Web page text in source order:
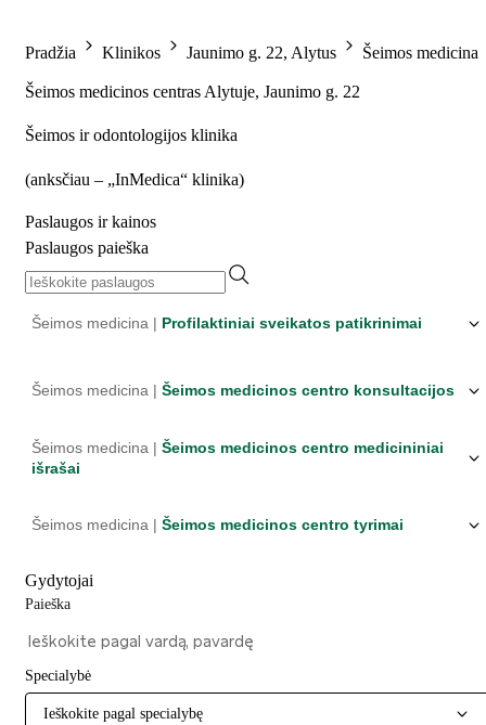
Pradžia Klinikos Jaunimo g. 22, Alytus Šeimos medicina
Šeimos medicinos centras Alytuje, Jaunimo g. 22
Šeimos ir odontologijos klinika
(anksčiau – „InMedica“ klinika)
Paslaugos ir kainos
Paslaugos paieška
Šeimos medicina | Profilaktiniai sveikatos patikrinimai
Šeimos medicina | Šeimos medicinos centro konsultacijos
Šeimos medicina | Šeimos medicinos centro medicininiai
išrašai
Šeimos medicina | Šeimos medicinos centro tyrimai
Gydytojai
Paieška
Specialybė
Ieškokite pagal specialybę